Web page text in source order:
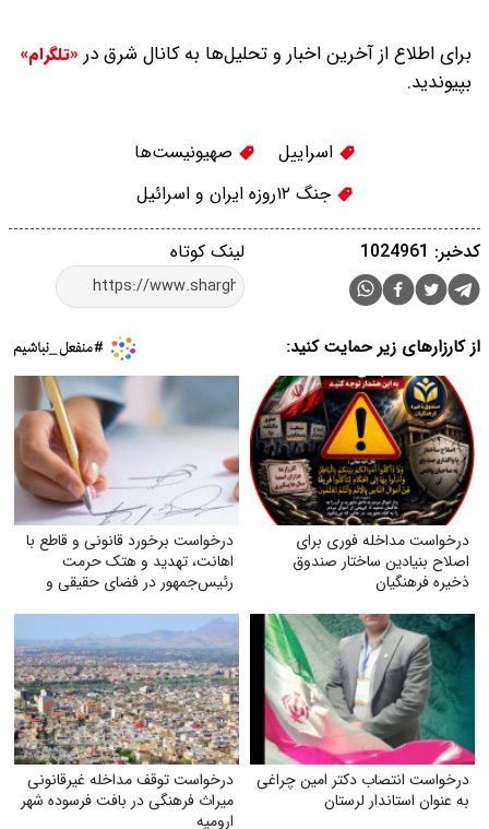
برای اطلاع از آخرین اخبار و تحلیل‌ها به کانال شرق در «تلگرام»
بپیوندید.
اسراییل
صهیونیست‌ها
جنگ ۱۲‌روزه ایران و اسرائیل
لینک کوتاه کدخبر: 1024961
از کارزارهای زیر حمایت کنید:
درخواست مداخله فوری برای
اصلاح بنیادین ساختار صندوق
ذخیره فرهنگیان
درخواست برخورد قانونی و قاطع با
اهانت، تهدید و هتک حرمت
رئیس‌جمهور در فضای حقیقی و
درخواست انتصاب دکتر امین چراغی
به عنوان استاندار لرستان
درخواست توقف مداخله غیرقانونی
میراث فرهنگی در بافت فرسوده شهر
ارومیه